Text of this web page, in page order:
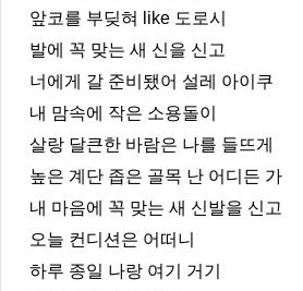
앞코를 부딪혀 like 도로시
발에 꼭 맞는 새 신을 신고
너에게 갈 준비됐어 설레 아이쿠
내 맘속에 작은 소용돌이
살랑 달큰한 바람은 나를 들뜨게
높은 계단 좁은 골목 난 어디든 가
내 마음에 꼭 맞는 새 신발을 신고
오늘 컨디션은 어떠니
하루 종일 나랑 여기 거기